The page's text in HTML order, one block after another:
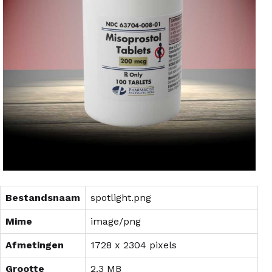
Bestandsnaam spotlight.png
Mime image/png
Afmetingen 1728 x 2304 pixels
Grootte 2.3 MB